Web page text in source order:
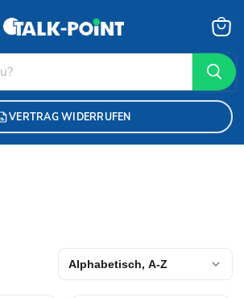
VERTRAG WIDERRUFEN